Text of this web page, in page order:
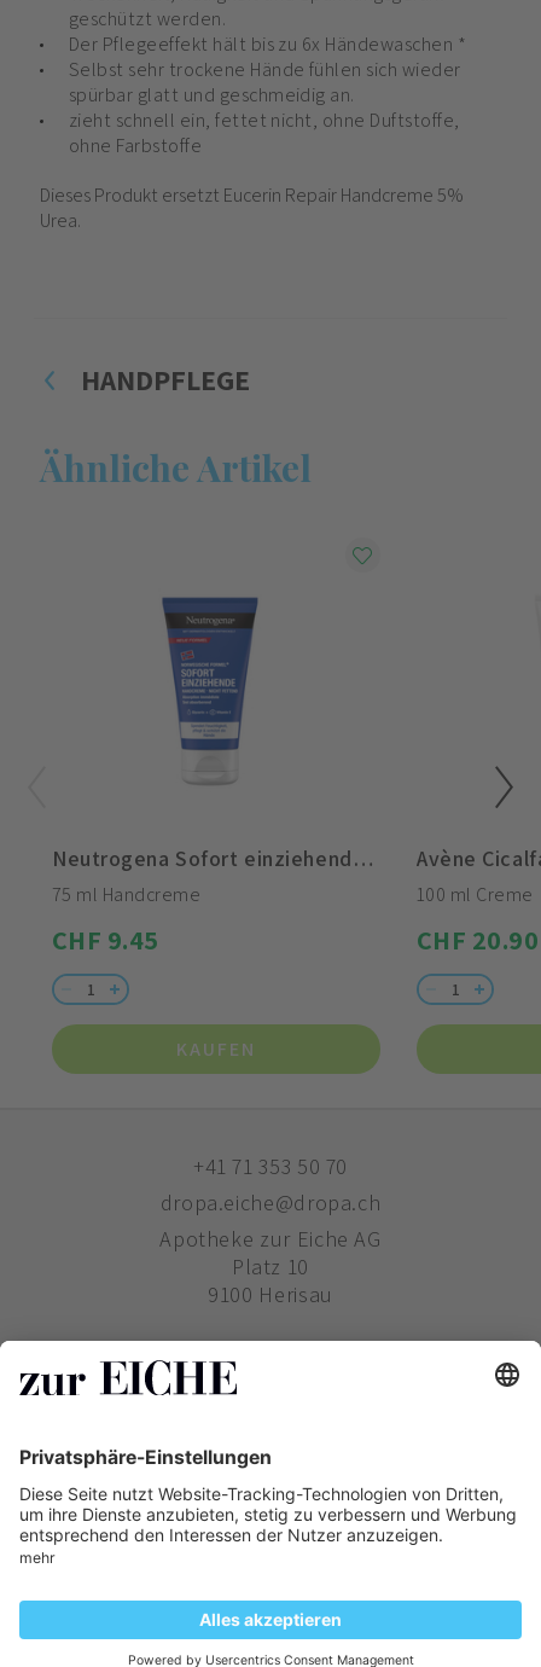
geschützt werden.
Der Pflegeeffekt hält bis zu 6x Händewaschen *
Selbst sehr trockene Hände fühlen sich wieder
spürbar glatt und geschmeidig an.
zieht schnell ein, fettet nicht, ohne Duftstoffe,
ohne Farbstoffe
Dieses Produkt ersetzt Eucerin Repair Handcreme 5%
Urea.
HANDPFLEGE
Ähnliche Artikel
Neutrogena Sofort einziehende Handcreme
75 ml Handcreme
CHF 9.45
KAUFEN
Avène
100 ml Creme
CHF 20.90
+41 71 353 50 70
dropa.eiche@dropa.ch
Apotheke zur Eiche AG
Platz 10
9100 Herisau
ZUR EICHE
PHARMAVERTRIEB
Copyright ©Zur Eiche2019